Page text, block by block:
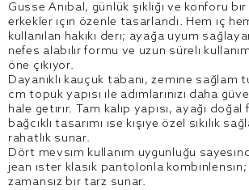
Gusse Anibal, günlük şıklığı ve konforu
erkekler için özenle tasarlandı. Hem iç
kullanılan hakiki deri; ayağa uyum
nefes alabilir formu ve uzun süreli kullanım
öne çıkıyor.
Dayanıklı kauçuk tabanı, zemine sağlam
cm topuk yapısı ile adımlarınızı daha
hale getirir. Tam kalıp yapısı, ayağı
bağcıklı tasarımı ise kişiye özel sıkılık
rahatlık sunar.
Dört mevsim kullanım uygunluğu
jean ister klasik pantolonla
zamansız bir tarz sunar.